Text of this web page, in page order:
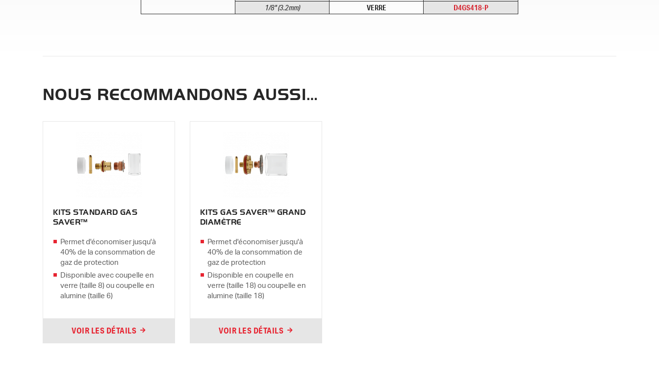
1/8" (3.2mm) VERRE D4GS418-P
NOUS RECOMMANDONS AUSSI…
KITS STANDARD GAS
SAVER™
Permet d'économiser jusqu'à
40% de la consommation de
gaz de protection
Disponible avec coupelle en
verre (taille 8) ou coupelle en
alumine (taille 6)
VOIR LES DÉTAILS
KITS GAS SAVER™ GRAND
DIAMÈTRE
Permet d'économiser jusqu'à
40% de la consommation de
gaz de protection
Disponible en coupelle en
verre (taille 18) ou coupelle en
alumine (taille 18)
VOIR LES DÉTAILS